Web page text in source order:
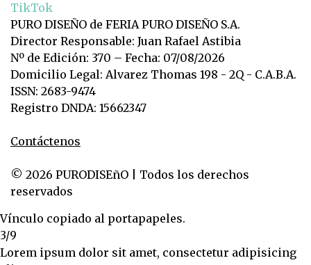
TikTok
PURO DISEÑO de FERIA PURO DISEÑO S.A.
Director Responsable: Juan Rafael Astibia
Nº de Edición: 370 – Fecha: 07/08/2026
Domicilio Legal: Alvarez Thomas 198 - 2Q - C.A.B.A.
ISSN: 2683-9474
Registro DNDA: 15662347
Contáctenos
© 2026 PURODISEñO | Todos los derechos
reservados
Vínculo copiado al portapapeles.
3/9
Lorem ipsum dolor sit amet, consectetur adipisicing